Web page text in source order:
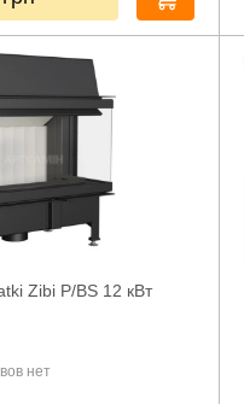
Zibi P/BS 12 кВт
нет